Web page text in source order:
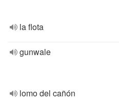
la flota
gunwale
lomo del cañón